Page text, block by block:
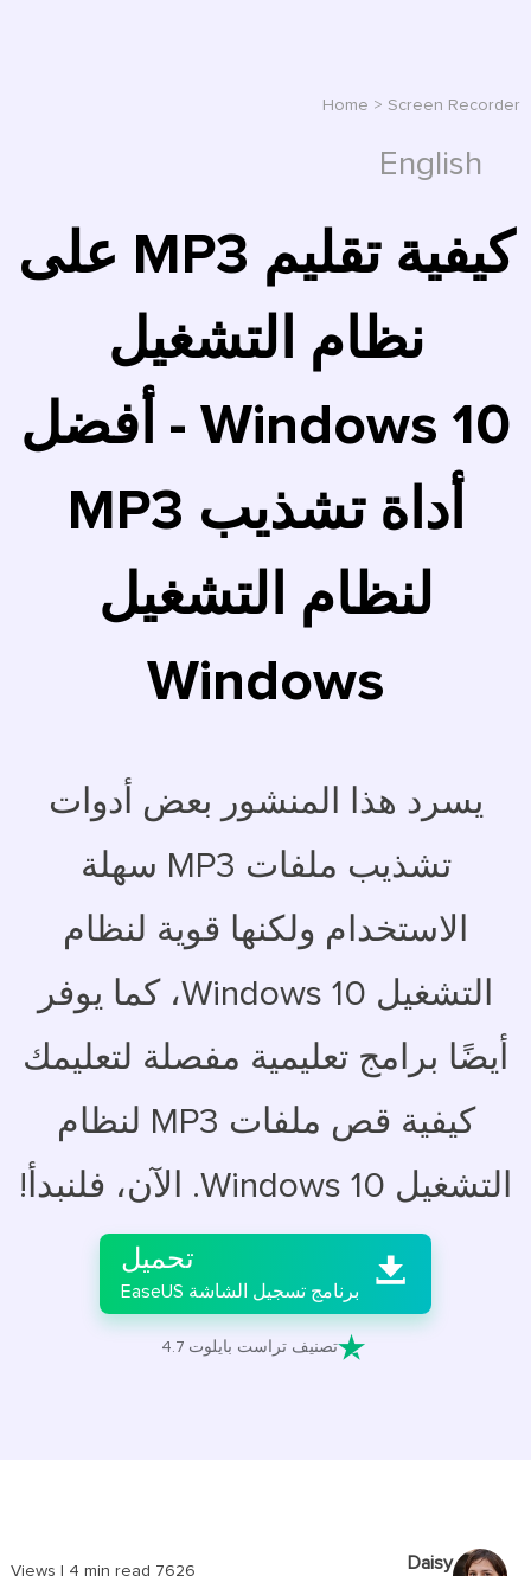
Home > Screen Recorder
English
كيفية تقليم MP3 على
نظام التشغيل
Windows 10 - أفضل
أداة تشذيب MP3
لنظام التشغيل
Windows
يسرد هذا المنشور بعض أدوات
تشذيب ملفات MP3 سهلة
الاستخدام ولكنها قوية لنظام
التشغيل Windows 10، كما يوفر
أيضًا برامج تعليمية مفصلة لتعليمك
كيفية قص ملفات MP3 لنظام
التشغيل Windows 10. الآن، فلنبدأ!
 تحميل
برنامج تسجيل الشاشة EaseUS
تصنيف تراست بايلوت 4.7
Daisy
7626
| 4 min read